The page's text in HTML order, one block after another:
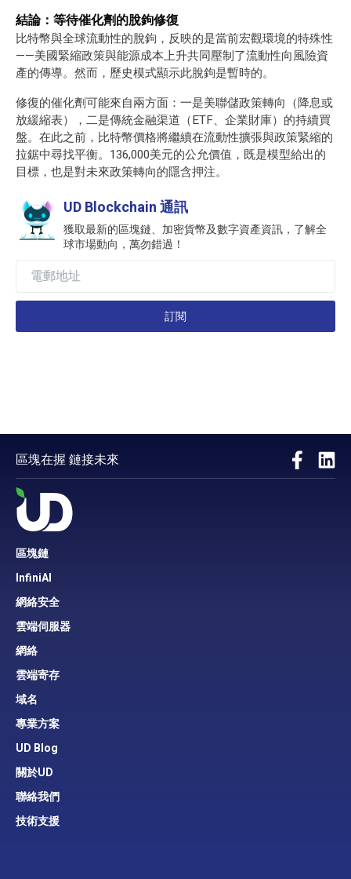
結論：等待催化劑的脫鉤修復
比特幣與全球流動性的脫鉤，反映的是當前宏觀環境的特殊性
——美國緊縮政策與能源成本上升共同壓制了流動性向風險資
產的傳導。然而，歷史模式顯示此脫鉤是暫時的。
修復的催化劑可能來自兩方面：一是美聯儲政策轉向（降息或
放緩縮表），二是傳統金融渠道（ETF、企業財庫）的持續買
盤。在此之前，比特幣價格將繼續在流動性擴張與政策緊縮的
拉鋸中尋找平衡。136,000美元的公允價值，既是模型給出的
目標，也是對未來政策轉向的隱含押注。
UD Blockchain 通訊
獲取最新的區塊鏈、加密貨幣及數字資產資訊，了解全
球市場動向，萬勿錯過！
訂閱
區塊在握 鏈接未來
區塊鏈
InfiniAI
網絡安全
雲端伺服器
網絡
雲端寄存
域名
專業方案
UD Blog
關於UD
聯絡我們
技術支援